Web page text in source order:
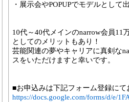
・展示会やPOPUPでモデルとして
10代～40代メインのnarrow会員11
としてのメリットもあり！
芸能関連の夢やキャリアに真剣な
スをいただけますと幸いです。
■お申込みは下記フォーム登録に
https://docs.google.com/forms/d/e/